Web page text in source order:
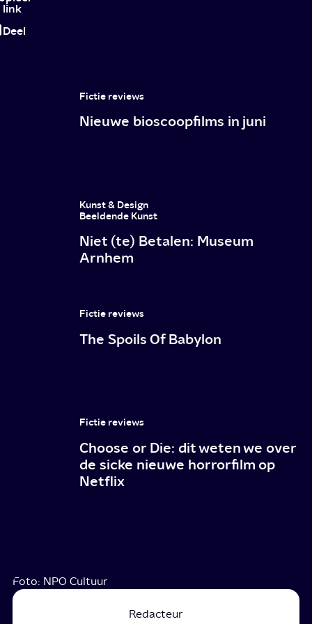
2019:
dit
link
Deel
Fictie reviews
Nieuwe bioscoopfilms in juni
Kunst & Design
Beeldende Kunst
Niet (te) Betalen: Museum
Arnhem
Fictie reviews
The Spoils Of Babylon
Fictie reviews
Choose or Die: dit weten we over
de sicke nieuwe horrorfilm op
Netflix
Foto: NPO Cultuur
Redacteur